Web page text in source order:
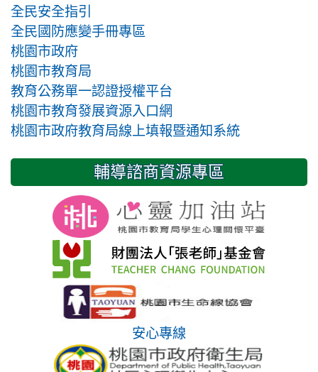
全民安全指引
全民國防應變手冊專區
桃園市政府
桃園市教育局
教育公務單一認證授權平台
桃園市教育發展資源入口網
桃園市政府教育局線上填報暨通知系統
輔導諮商資源專區
安心專線